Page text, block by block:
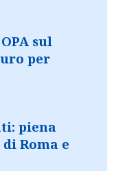
sul
per
piena
Roma e